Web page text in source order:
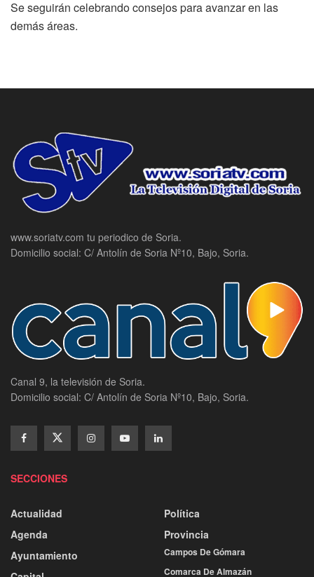
Se seguirán celebrando consejos para avanzar en las
demás áreas.
www.soriatv.com tu periodico de Soria.
Domicilio social: C/ Antolín de Soria Nº10, Bajo, Soria.
Canal 9, la televisión de Soria.
Domicilio social: C/ Antolín de Soria Nº10, Bajo, Soria.
SECCIONES
Actualidad
Agenda
Ayuntamiento
Política
Provincia
Campos De Gómara
Comarca De Almazán